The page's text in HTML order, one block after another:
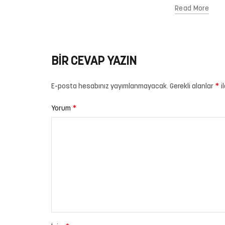
Read More
BIR CEVAP YAZIN
E-posta hesabınız yayımlanmayacak. Gerekli alanlar *
Yorum *